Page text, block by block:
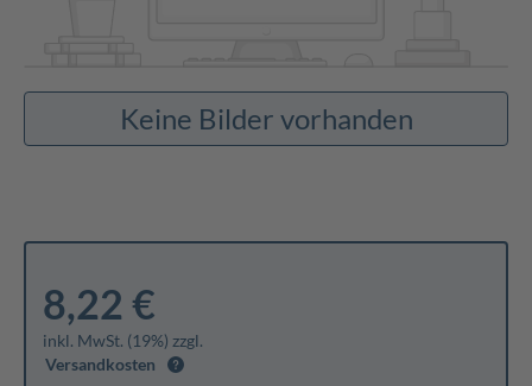
Keine Bilder vorhanden
8,22 €
inkl. MwSt. (19%) zzgl.
Versandkosten